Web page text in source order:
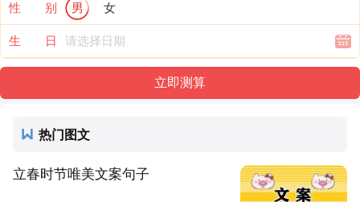
性 别 男 女
生 日
热门图文
立春时节唯美文案句子